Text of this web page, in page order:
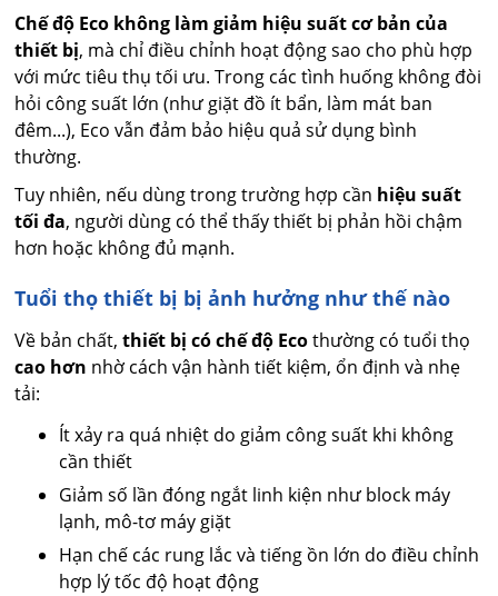
Chế độ Eco không làm giảm hiệu suất cơ bản của
thiết bị, mà chỉ điều chỉnh hoạt động sao cho phù hợp
với mức tiêu thụ tối ưu. Trong các tình huống không đòi
hỏi công suất lớn (như giặt đồ ít bẩn, làm mát ban
đêm...), Eco vẫn đảm bảo hiệu quả sử dụng bình
thường.
Tuy nhiên, nếu dùng trong trường hợp cần hiệu suất
tối đa, người dùng có thể thấy thiết bị phản hồi chậm
hơn hoặc không đủ mạnh.
Tuổi thọ thiết bị bị ảnh hưởng như thế nào
Về bản chất,thiết bị có chế độ Ecothường có tuổi thọ
cao hơn nhờ cách vận hành tiết kiệm, ổn định và nhẹ
tải:
Ít xảy ra quá nhiệt do giảm công suất khi không
cần thiết
Giảm số lần đóng ngắt linh kiện như block máy
lạnh, mô-tơ máy giặt
Hạn chế các rung lắc và tiếng ồn lớn do điều chỉnh
hợp lý tốc độ hoạt động